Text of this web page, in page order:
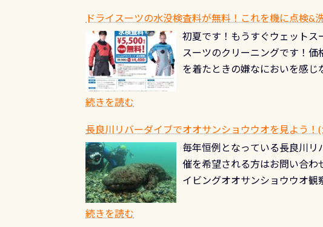
ドライスーツの水没検査料が無料！これを機に点検&
初夏です！もうすぐウェット
スーツのクリーニングです！価
を着たときの嫌なにおいを感じ
ル(穴)がないか確認冬になり、
ルブのオーバーホール排気バ
ーホールも非常に大切です
過ぎて急浮上…なんて事がない
続きを読む
長良川リバーダイブでオオサンショウウオを見よう！
毎年恒例となっている長良川
催を希望される方はお問い合わ
イビングオオサンショウウオ
続きを読む